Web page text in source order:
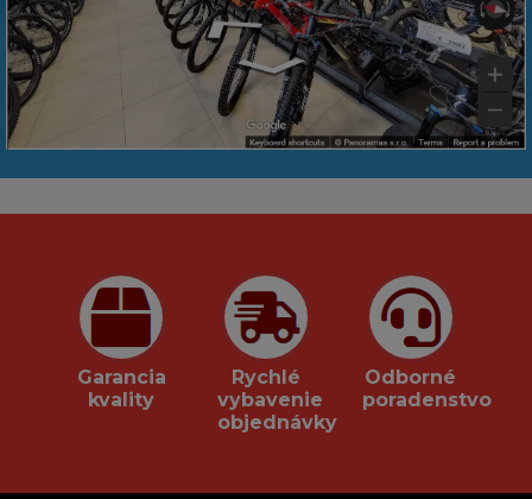
Garancia
kvality
Rychlé
vybavenie
objednávky
Odborné
poradenstvo